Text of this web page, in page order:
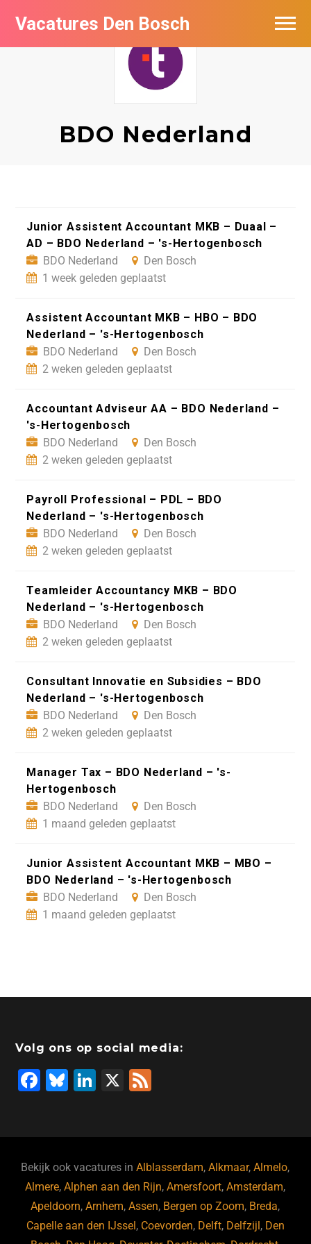
Vacatures Den Bosch
BDO Nederland
Junior Assistent Accountant MKB – Duaal –
AD – BDO Nederland – 's-Hertogenbosch
BDO Nederland
Den Bosch
1 week geleden geplaatst
Assistent Accountant MKB – HBO – BDO
Nederland – 's-Hertogenbosch
BDO Nederland
Den Bosch
2 weken geleden geplaatst
Accountant Adviseur AA – BDO Nederland –
's-Hertogenbosch
BDO Nederland
Den Bosch
2 weken geleden geplaatst
Payroll Professional – PDL – BDO
Nederland – 's-Hertogenbosch
BDO Nederland
Den Bosch
2 weken geleden geplaatst
Teamleider Accountancy MKB – BDO
Nederland – 's-Hertogenbosch
BDO Nederland
Den Bosch
2 weken geleden geplaatst
Consultant Innovatie en Subsidies – BDO
Nederland – 's-Hertogenbosch
BDO Nederland
Den Bosch
2 weken geleden geplaatst
Manager Tax – BDO Nederland – 's-
Hertogenbosch
BDO Nederland
Den Bosch
1 maand geleden geplaatst
Junior Assistent Accountant MKB – MBO –
BDO Nederland – 's-Hertogenbosch
BDO Nederland
Den Bosch
1 maand geleden geplaatst
Volg ons op social media:
F
b
o
o
k
Bl
ky
Li
dI
n
X
Bekijk ook vacatures inAlblasserdam,Alkmaar,Almelo,
Almere,Alphen aan den Rijn,Amersfoort,Amsterdam,
Apeldoorn,Arnhem,Assen, Bergen op Zoom, Breda,
Capelle aan den IJssel, Coevorden, Delft, Delfzijl, Den
Vacatures per bedrijf in Den Bosch
De populairste vacatures in Den Bosch